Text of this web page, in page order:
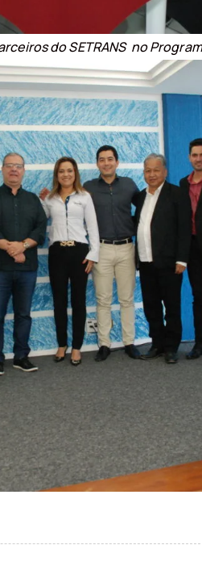
do SETRANS no